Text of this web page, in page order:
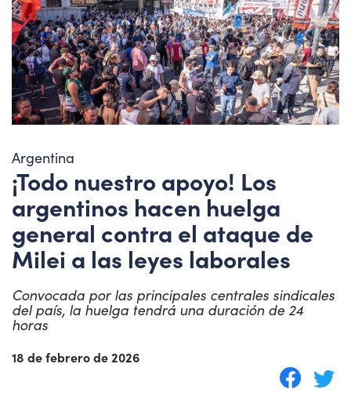
Argentina
¡Todo nuestro apoyo! Los
argentinos hacen huelga
general contra el ataque de
Milei a las leyes laborales
Convocada por las principales centrales sindicales
del país, la huelga tendrá una duración de 24
horas
18 de febrero de 2026